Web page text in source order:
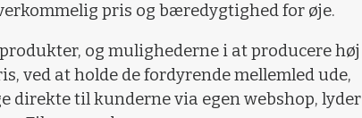
pris og bæredygtighed for øje.
og mulighederne i at producere høj
ved at holde de fordyrende mellemled ude,
direkte til kunderne via egen webshop, lyder